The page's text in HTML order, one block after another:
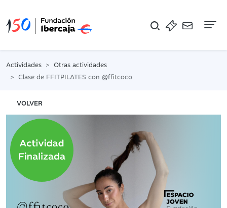
Actividades
Otras actividades
Clase de FFITPILATES con @ffitcoco
VOLVER